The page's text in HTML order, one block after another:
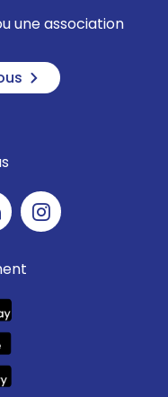
une association